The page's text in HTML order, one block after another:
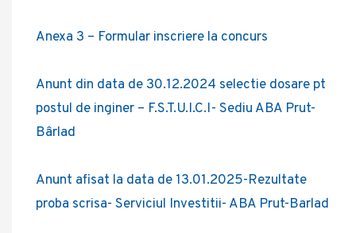
Anexa 3 – Formular inscriere la concurs
Anunt din data de 30.12.2024 selectie dosare pt
postul de inginer – F.S.T.U.I.C.I- Sediu ABA Prut-
Bârlad
Anunt afisat la data de 13.01.2025-Rezultate
proba scrisa- Serviciul Investitii- ABA Prut-Barlad